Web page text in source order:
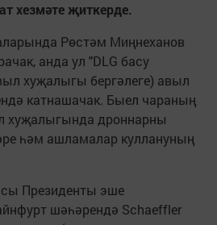
хезмәте җиткерде.
Рөстәм Миңнеханов
анда ул "DLG басу
хуҗалыгы бергәлеге) авыл
катнашачак. Быел чараның
хуҗалыгында дроннарны
һәм ашламалар куллануның
Президенты эше
шәһәрендә Schaeffler